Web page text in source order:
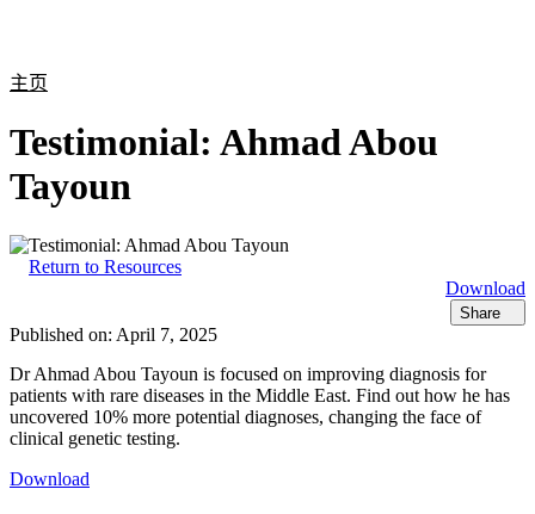
主页
Testimonial: Ahmad Abou
Tayoun
Return to Resources
Download
Share
Published on: April 7, 2025
Dr Ahmad Abou Tayoun is focused on improving diagnosis for
patients with rare diseases in the Middle East. Find out how he has
uncovered 10% more potential diagnoses, changing the face of
clinical genetic testing.
Download